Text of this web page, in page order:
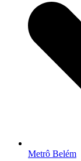
Metrô Belém